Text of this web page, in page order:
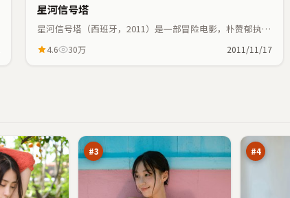
星河信号塔
星河信号塔（西班牙，2011）是一部冒险电影，朴赞郁执
织，节奏紧凑。
4.6 30万 2011/11/17
#3 #4